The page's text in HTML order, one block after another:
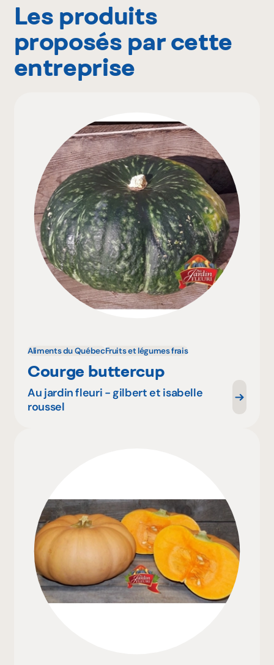
Les produits
proposés par cette
entreprise
Aliments du QuébecFruits et légumes frais
Courge buttercup
Au jardin fleuri - gilbert et isabelle
roussel